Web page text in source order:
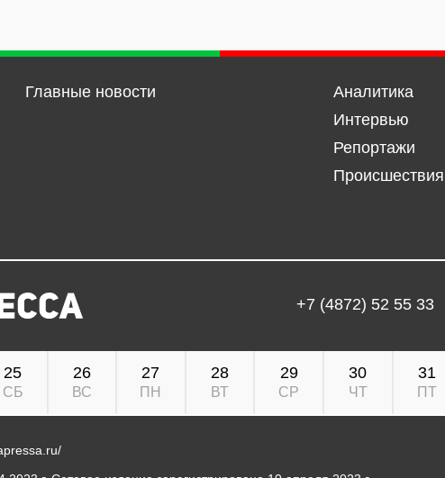
Главные новости
Аналитика
Интервью
Репортажи
Происшествия
+7 (4872) 52 55 33
25
СБ
26
ВС
27
ПН
28
ВТ
29
СР
30
ЧТ
31
ПТ